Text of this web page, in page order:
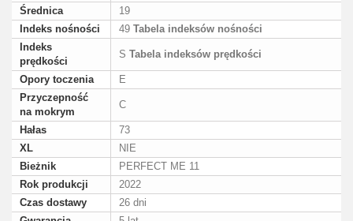
Średnica
19
Indeks nośności
49 Tabela indeksów nośności
Indeks
prędkości
S Tabela indeksów prędkości
Opory toczenia
E
Przyczepność
na mokrym
C
Hałas
73
XL
NIE
Bieżnik
PERFECT ME 11
Rok produkcji
2022
Czas dostawy
26 dni